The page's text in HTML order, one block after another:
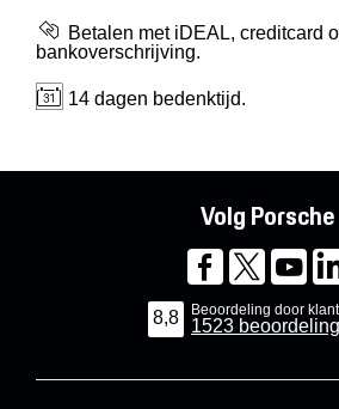
Betalen met iDEAL, creditcard
bankoverschrijving.
14 dagen bedenktijd.
Volg Porsche
8,8 Beoordeling door
1523